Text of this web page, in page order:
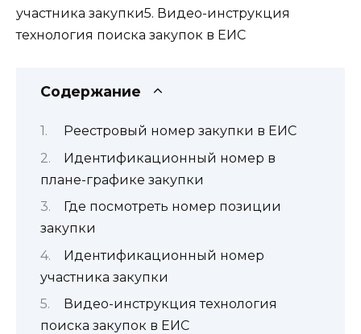
участника закупки5. Видео-инструкция
технология поиска закупок в ЕИС
Содержание
Реестровый номер закупки в ЕИС
Идентификационный номер в
плане-графике закупки
Где посмотреть номер позиции
закупки
Идентификационный номер
участника закупки
Видео-инструкция технология
поиска закупок в ЕИС